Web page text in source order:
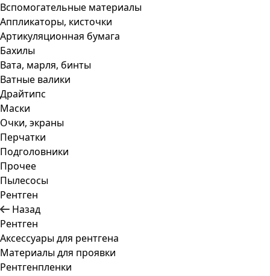
Вспомогательные материалы
Аппликаторы, кисточки
Артикуляционная бумага
Бахилы
Вата, марля, бинты
Ватные валики
Драйтипс
Маски
Очки, экраны
Перчатки
Подголовники
Прочее
Пылесосы
Рентген
Назад
Рентген
Аксессуары для рентгена
Материалы для проявки
Рентгенпленки